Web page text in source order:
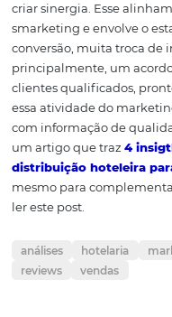
todos encontrem a
se sintam estimulados
tanto para o visitante
aquele decidido a se
Como